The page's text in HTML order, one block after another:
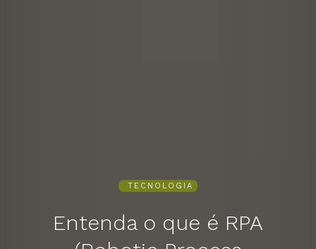
TECNOLOGIA
Entenda o que é RPA